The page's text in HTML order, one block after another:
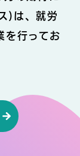
)は、就労
を行ってお